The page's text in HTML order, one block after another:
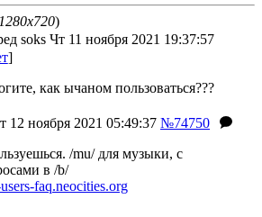
)
soks Чт 11 ноября 2021 19:37:57
]
как ычаном пользоваться???
12 ноября 2021 05:49:37 №74750
/mu/ для музыки, с
в /b/
faq.neocities.org